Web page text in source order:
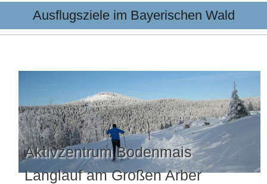
Ausflugsziele im Bayerischen Wald
Aktivzentrum Bodenmais
Langlauf am Großen Arber